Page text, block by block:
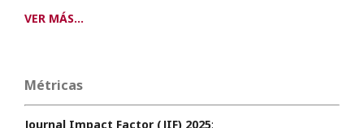
VER MÁS...
Métricas
Journal Impact Factor (JIF) 2025: